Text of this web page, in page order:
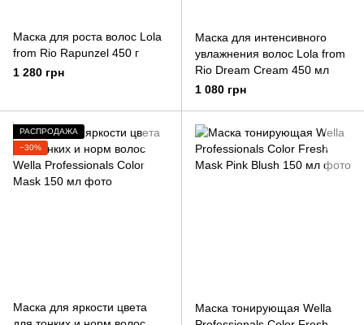
Маска для роста волос Lola
from Rio Rapunzel 450 г
1 280 грн
Маска для интенсивного
увлажнения волос Lola from
Rio Dream Cream 450 мл
1 080 грн
РАСПРОДАЖА
−30%
Маска для яркости цвета
Маска тонирующая Wella